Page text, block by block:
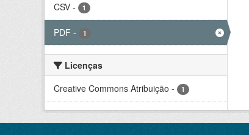
CSV - 1
PDF - 1
Licenças
Creative Commons Atribuição - 1